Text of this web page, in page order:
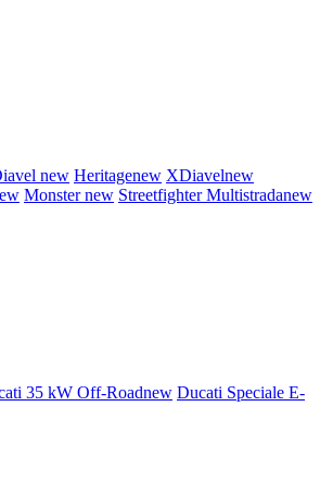
new Heritagenew XDiavelnew
Monsternew StreetfighterMultistradanew
35 kW Off-Roadnew Ducati Speciale E-